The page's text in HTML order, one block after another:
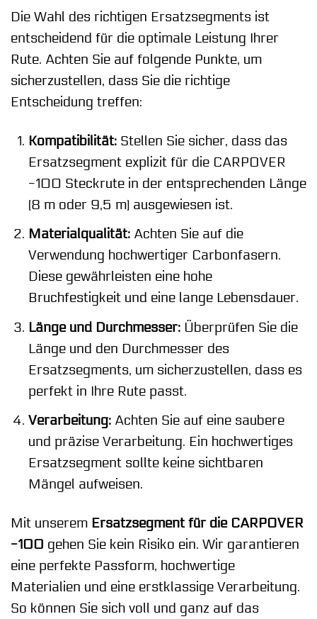
Die Wahl des richtigen Ersatzsegments ist
entscheidend für die optimale Leistung Ihrer
Rute. Achten Sie auf folgende Punkte, um
sicherzustellen, dass Sie die richtige
Entscheidung treffen:
Kompatibilität:Stellen Sie sicher, dass das
Ersatzsegment explizit für die CARPOVER
-100 Steckrute in der entsprechenden Länge
(8 m oder 9,5 m) ausgewiesen ist.
Materialqualität:Achten Sie auf die
Verwendung hochwertiger Carbonfasern.
Diese gewährleisten eine hohe
Bruchfestigkeit und eine lange Lebensdauer.
Länge und Durchmesser:Überprüfen Sie die
Länge und den Durchmesser des
Ersatzsegments, um sicherzustellen, dass es
perfekt in Ihre Rute passt.
Verarbeitung:Achten Sie auf eine saubere
und präzise Verarbeitung. Ein hochwertiges
Ersatzsegment sollte keine sichtbaren
Mängel aufweisen.
Mit unserem Ersatzsegment für die CARPOVER
-100 gehen Sie kein Risiko ein. Wir garantieren
eine perfekte Passform, hochwertige
Materialien und eine erstklassige Verarbeitung.
So können Sie sich voll und ganz auf das